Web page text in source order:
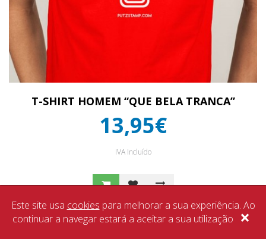
T-SHIRT HOMEM “QUE BELA TRANCA”
13,95€
IVA Incluído
Este site usa cookies para melhorar a sua experiência. Ao
continuar a navegar estará a aceitar a sua utilização ×